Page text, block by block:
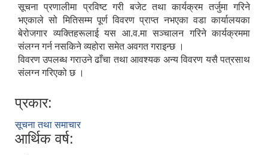
सूचना प्रणालीमा प्रविष्ट गरी बजेट तथा कार्यक्रम तर्जुमा गरिने
भएकाले सो मितिसम्म पूर्ण विवरण प्राप्त नभएका वडा कार्यालयका
बेरोजगार व्यक्तिहरूलाई यस आ.व.मा सञ्चालन गरिने कार्यक्रममा
संलग्न गर्न नसकिने व्यहोरा समेत अवगत गराइन्छ ।
विवरण उपलब्ध गराउने ढाँचा तथा आवश्यक अन्य विवरण यसै पत्रसाथ
संलग्न गरिएको छ ।
प्रकार:
सूचना तथा समाचार
आर्थिक वर्ष: